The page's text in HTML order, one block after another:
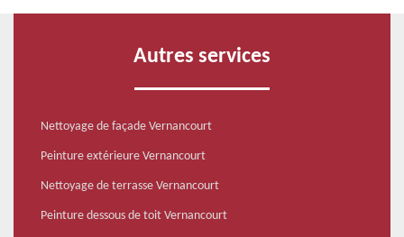
Autres services
Nettoyage de façade Vernancourt
Peinture extérieure Vernancourt
Nettoyage de terrasse Vernancourt
Peinture dessous de toit Vernancourt